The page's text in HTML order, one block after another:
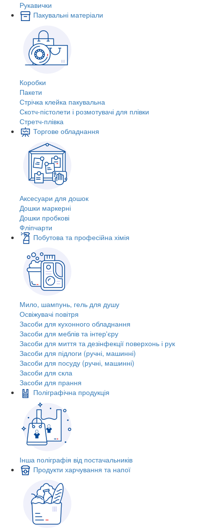
Рукавички
Пакувальні матеріали
Коробки
Пакети
Стрічка клейка пакувальна
Скотч-пістолети і розмотувачі для плівки
Стретч-плівка
Торгове обладнання
Аксесуари для дошок
Дошки маркерні
Дошки пробкові
Фліпчарти
Побутова та професійна хімія
Мило, шампунь, гель для душу
Освіжувачі повітря
Засоби для кухонного обладнання
Засоби для меблів та інтер'єру
Засоби для миття та дезінфекції поверхонь і рук
Засоби для підлоги (ручні, машинні)
Засоби для посуду (ручні, машинні)
Засоби для скла
Засоби для прання
Поліграфічна продукція
Інша поліграфія від постачальників
Продукти харчування та напої